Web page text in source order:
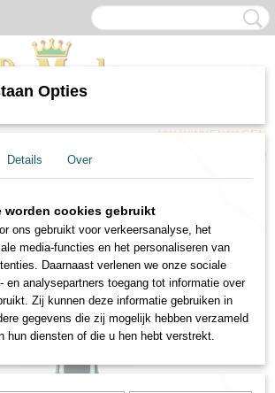
UW WINKELWAGEN
(0)
& versterkt Fine Ruby Port Quinta do Noval
Opties
Details Over
worden cookies gebruikt
ons gebruikt voor verkeersanalyse, het
media-functies en het personaliseren van
Daarnaast verlenen we onze sociale
en analysepartners toegang tot informatie over
Zij kunnen deze informatie gebruiken in
gegevens die zij mogelijk hebben verzameld
hun diensten of die u hen hebt verstrekt.